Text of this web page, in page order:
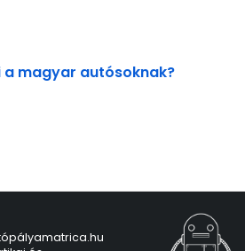
a magyar autósoknak?